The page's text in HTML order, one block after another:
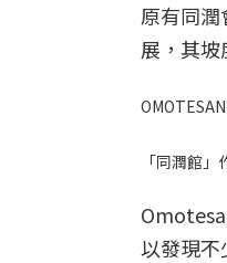
原有同
展，其
「同潤館
以發現不